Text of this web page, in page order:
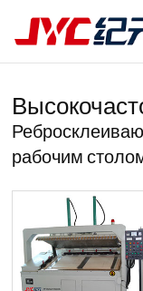
рабочим